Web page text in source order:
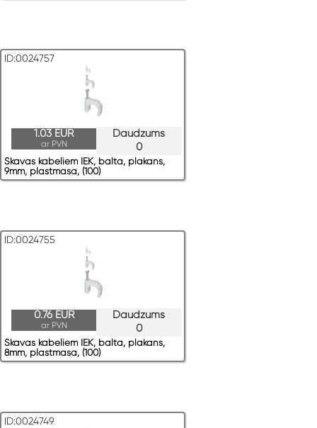
ID:0024757
Daudzums
0
1.03 EUR
ar PVN
Skavas kabeļiem IEK, balta, plakans,
9mm, plastmasa, (100)
ID:0024755
Daudzums
0
0.76 EUR
ar PVN
Skavas kabeļiem IEK, balta, plakans,
8mm, plastmasa, (100)
ID:0024749